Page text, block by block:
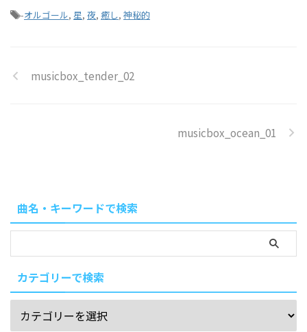
-オルゴール, 星, 夜, 癒し, 神秘的
musicbox_tender_02
musicbox_ocean_01
曲名・キーワードで検索
カテゴリーで検索